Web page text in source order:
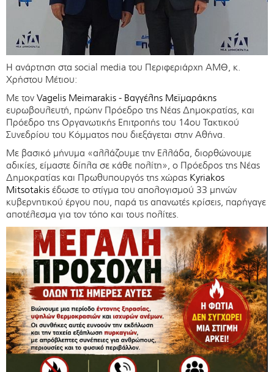
Η ανάρτηση στα social media του Περιφεριάρχη ΑΜΘ, κ.
Χρήστου Μέτιου:
Με τον Vagelis Meimarakis - Βαγγέλης Μεϊμαράκης
ευρωβουλευτή, πρώην Πρόεδρο της Νέας Δημοκρατίας, και
Πρόεδρο της Οργανωτικής Επιτροπής του 14ου Τακτικού
Συνεδρίου του Κόμματος που διεξάγεται στην Αθήνα.
Mε βασικό μήνυμα «αλλάζουμε την Ελλάδα, διορθώνουμε
αδικίες, είμαστε δίπλα σε κάθε πολίτη», ο Πρόεδρος της Νέας
Δημοκρατίας και Πρωθυπουργός της χώρας Kyriakos
Mitsotakis έδωσε το στίγμα του απολογισμού 33 μηνών
κυβερνητικού έργου που, παρά τις απανωτές κρίσεις, παρήγαγε
αποτέλεσμα για τον τόπο και τους πολίτες.